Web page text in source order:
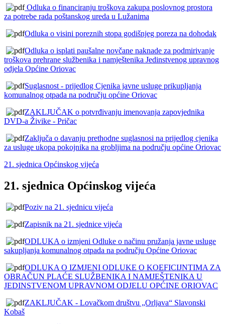
Odluka o financiranju troškova zakupa poslovnog prostora
za potrebe rada poštanskog ureda u Lužanima
Odluka o visini poreznih stopa godišnjeg poreza na dohodak
Odluka o isplati paušalne novčane naknade za podmirivanje
troškova prehrane službenika i namještenika Jedinstvenog upravnog
odjela Općine Oriovac
Suglasnost - prijedlog Cjenika javne usluge prikupljanja
komunalnog otpada na području općine Oriovac
ZAKLJUČAK o potvrđivanju imenovanja zapovjednika
DVD-a Živike - Pričac
Zaključa o davanju prethodne suglasnosi na prijedlog cjenika
za usluge ukopa pokojnika na grobljima na području općine Oriovac
21. sjednica Općinskog vijeća
21. sjednica Općinskog vijeća
Poziv na 21. sjednicu vijeća
Zapisnik na 21. sjednice vijeća
ODLUKA o izmjeni Odluke o načinu pružanja javne usluge
sakupljanja komunalnog otpada na području Općine Oriovac
ODLUKA O IZMJENI ODLUKE O KOEFICIJNTIMA ZA
OBRAČUN PLAĆE SLUŽBENIKA I NAMJEŠTENIKA U
JEDINSTVENOM UPRAVNOM ODJELU OPĆINE ORIOVAC
ZAKLJUČAK - Lovačkom društvu „Orljava“ Slavonski
Kobaš